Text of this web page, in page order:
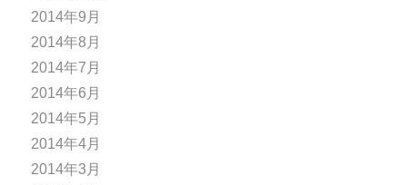
2014年9月
2014年8月
2014年7月
2014年6月
2014年5月
2014年4月
2014年3月